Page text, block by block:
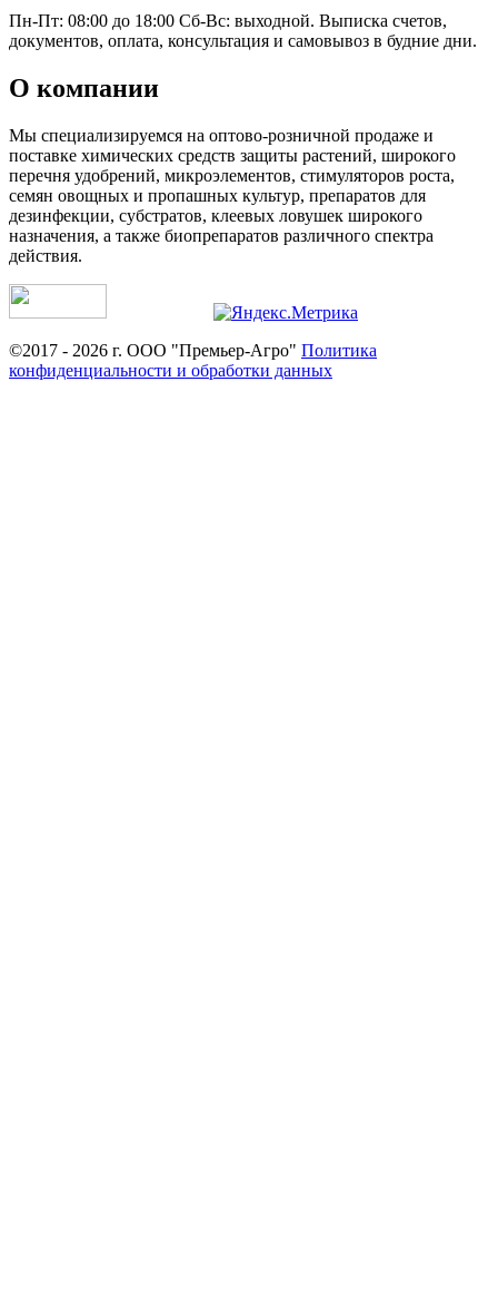
Пн-Пт: 08:00 до 18:00 Сб-Вс: выходной. Выписка счетов,
документов, оплата, консультация и самовывоз в будние дни.
О компании
Мы специализируемся на оптово-розничной продаже и
поставке химических средств защиты растений, широкого
перечня удобрений, микроэлементов, стимуляторов роста,
семян овощных и пропашных культур, препаратов для
дезинфекции, субстратов, клеевых ловушек широкого
назначения, а также биопрепаратов различного спектра
действия.
©2017 - 2026 г. ООО "Премьер-Агро" Политика
конфиденциальности и обработки данных